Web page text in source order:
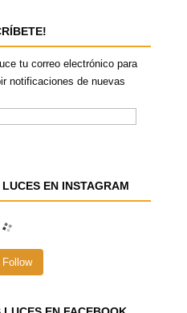
tu correo electrónico para
notificaciones de nuevas
EN INSTAGRAM
Follow